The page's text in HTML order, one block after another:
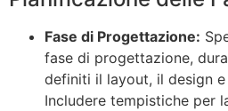
Fase di Progettazione:
fase di progettazione,
definiti il layout, il design
Includere tempistiche per